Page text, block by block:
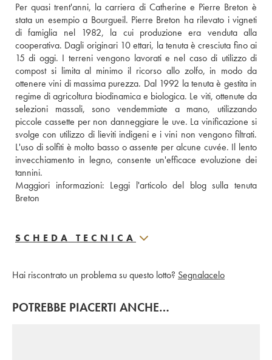
Per quasi trent'anni, la carriera di Catherine e Pierre Breton è
stata un esempio a Bourgueil. Pierre Breton ha rilevato i vigneti
di famiglia nel 1982, la cui produzione era venduta alla
cooperativa. Dagli originari 10 ettari, la tenuta è cresciuta fino ai
15 di oggi. I terreni vengono lavorati e nel caso di utilizzo di
compost si limita al minimo il ricorso allo zolfo, in modo da
ottenere vini di massima purezza. Dal 1992 la tenuta è gestita in
regime di agricoltura biodinamica e biologica. Le viti, ottenute da
selezioni massali, sono vendemmiate a mano, utilizzando
piccole cassette per non danneggiare le uve. La vinificazione si
svolge con utilizzo di lieviti indigeni e i vini non vengono filtrati.
L'uso di solfiti è molto basso o assente per alcune cuvée. Il lento
invecchiamento in legno, consente un'efficace evoluzione dei
tannini.
Maggiori informazioni: Leggi l'articolo del blog sulla tenuta
SCHEDA TECNICA
Hai riscontrato un problema su questo lotto? Segnalacelo
POTREBBE PIACERTI ANCHE…